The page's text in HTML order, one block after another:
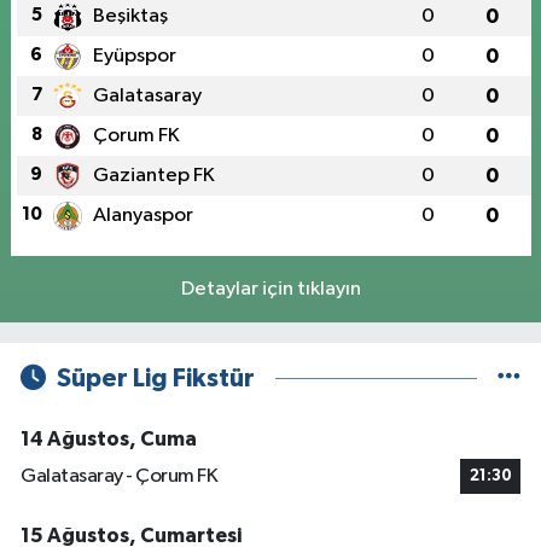
5 Beşiktaş 0 0
6 Eyüpspor 0 0
7 Galatasaray 0 0
8 Çorum FK 0 0
9 Gaziantep FK 0 0
10 Alanyaspor 0 0
Detaylar için tıklayın
Süper Lig Fikstür
14 Ağustos, Cuma
Galatasaray - Çorum FK
21:30
15 Ağustos, Cumartesi